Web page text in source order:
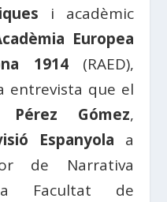
i acadèmic
Europea
1914(RAED),
entrevista que el
Pérez Gómez,
Espanyola a
de Narrativa
Facultat de